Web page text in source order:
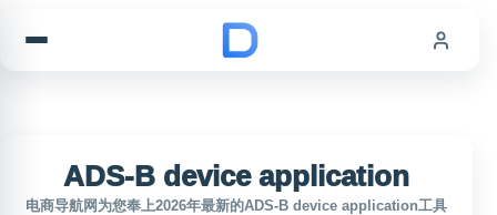
ADS-B device application
电商导航网为您奉上2026年最新的ADS-B device application工具